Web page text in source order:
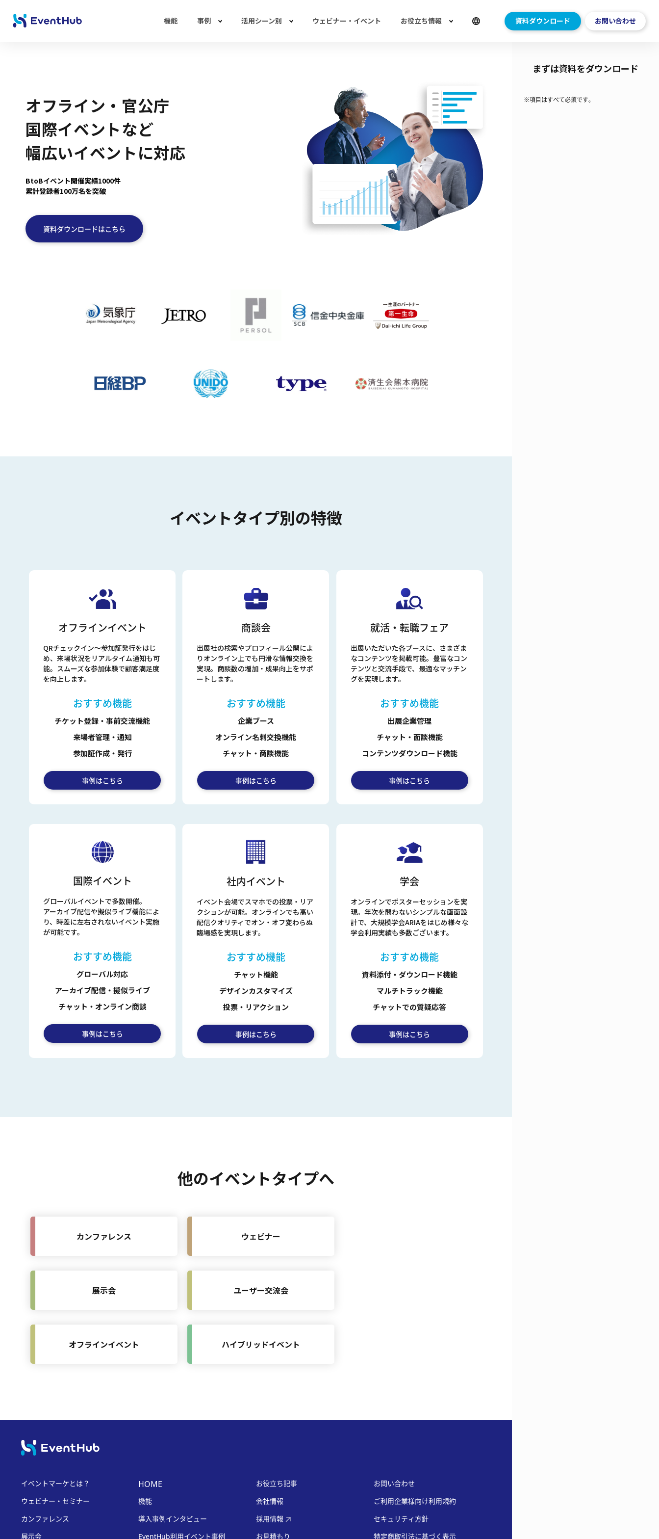
機能 事例 活用シーン別 ウェビナー・イベント お役立ち情報 資料ダウンロード お問い合わせ
オフライン・官公庁
国際イベントなど
幅広いイベントに対応
BtoBイベント開催実績1000件
累計登録者100万名を突破
資料ダウンロードはこちら
イベントタイプ別の特徴
オフラインイベント
QRチェックイン〜参加証発行をはじ
め、来場状況をリアルタイム通知も可
能。スムーズな参加体験で顧客満足度
を向上します。
おすすめ機能
チケット登録・事前交流機能
来場者管理・通知
参加証作成・発行
事例はこちら
商談会
出展社の検索やプロフィール公開によ
りオンライン上でも円滑な情報交換を
実現。商談数の増加・成果向上をサポ
ートします。
おすすめ機能
企業ブース
オンライン名刺交換機能
チャット・商談機能
事例はこちら
就活・転職フェア
出展いただいた各ブースに、さまざま
なコンテンツを掲載可能。豊富なコン
テンツと交流手段で、最適なマッチン
グを実現します。
おすすめ機能
出展企業管理
チャット・面談機能
コンテンツダウンロード機能
事例はこちら
国際イベント
グローバルイベントで多数開催。
アーカイブ配信や擬似ライブ機能によ
り、時差に左右されないイベント実施
が可能です。
おすすめ機能
グローバル対応
アーカイブ配信・擬似ライブ
チャット・オンライン商談
事例はこちら
社内イベント
イベント会場でスマホでの投票・リア
クションが可能。オンラインでも高い
配信クオリティでオン・オフ変わらぬ
臨場感を実現します。
おすすめ機能
チャット機能
デザインカスタマイズ
投票・リアクション
事例はこちら
学会
オンラインでポスターセッションを実
現。年次を問わないシンプルな画面設
計で、大規模学会ARIAをはじめ様々な
学会利用実績も多数ございます。
おすすめ機能
資料添付・ダウンロード機能
マルチトラック機能
チャットでの質疑応答
事例はこちら
他のイベントタイプへ
カンファレンス ウェビナー
展示会 ユーザー交流会
オフラインイベント ハイブリッドイベント
まずは資料をダウンロード
※項目はすべて必須です。
イベントマーケとは？
ウェビナー・セミナー
カンファレンス
展示会
HOME
機能
導入事例インタビュー
EventHub利用イベント事例
お役立ち記事
会社情報
採用情報
お見積もり
お問い合わせ
ご利用企業様向け利用規約
セキュリティ方針
特定商取引法に基づく表示